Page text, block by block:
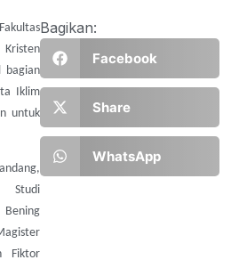
bagian
Iklim
untuk
Studi
Fiktor
Bagikan:
Facebook
Share
WhatsApp